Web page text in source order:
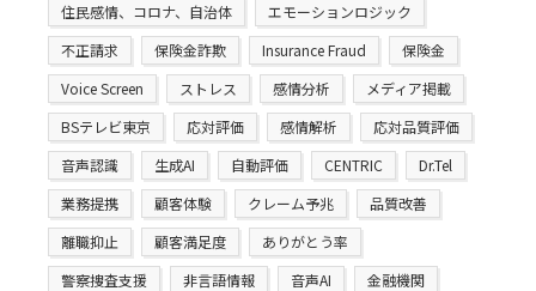
住民感情、コロナ、自治体
エモーションロジック
不正請求
保険金詐欺 Insurance Fraud
保険金
Voice Screen
ストレス 感情分析
メディア掲載
BSテレビ東京
応対評価 感情解析
応対品質評価
音声認識
生成AI 自動評価 CENTRIC
Dr.Tel
業務提携
顧客体験 クレーム予兆
品質改善
離職抑止
顧客満足度
ありがとう率
警察捜査支援
非言語情報 音声AI
金融機関